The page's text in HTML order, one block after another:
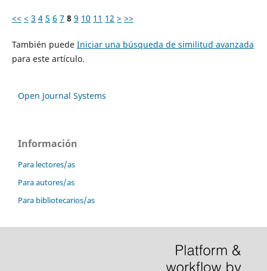
<< < 3 4 5 6 7 8 9 10 11 12 > >>
También puede Iniciar una búsqueda de similitud avanzada
para este artículo.
Open Journal Systems
Información
Para lectores/as
Para autores/as
Para bibliotecarios/as